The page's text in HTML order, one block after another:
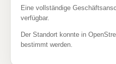
Eine vollständige
verfügbar.
Der Standort konnte in
bestimmt werden.